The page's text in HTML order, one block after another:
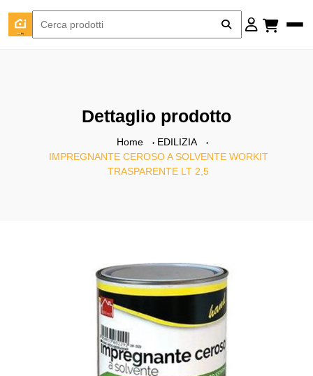
Dettaglio prodotto
Home
EDILIZIA
IMPREGNANTE CEROSO A SOLVENTE WORKIT
TRASPARENTE LT 2,5